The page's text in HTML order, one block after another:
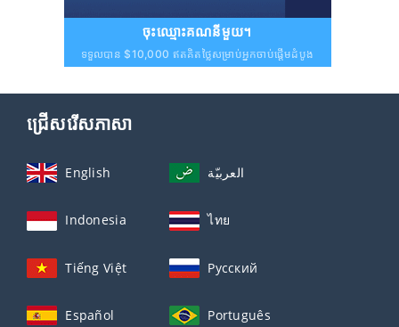
ចុះឈ្មោះគណនីមួយ។
ទទួលបាន $10,000 ឥតគិតថ្លៃសម្រាប់អ្នកចាប់ផ្តើមដំបូង
ជ្រើសរើសភាសា
English العربيّة
Indonesia ไทย
Tiếng Việt Русский
Español Português